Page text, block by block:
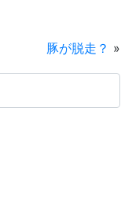
豚が脱走？ »